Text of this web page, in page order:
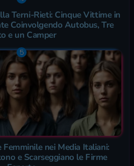
Terni-Rieti: Cinque Vittime in
Coinvolgendo Autobus, Tre
e un Camper
Femminile nei Media Italiani:
e Scarseggiano le Firme